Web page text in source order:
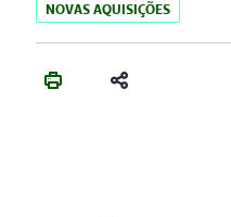
NOVAS AQUISIÇÕES